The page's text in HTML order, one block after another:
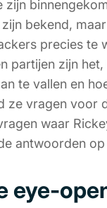
zijn
bekend,
precies te
partijen zijn
te vallen en
ze vragen voor
waar
antwoorden op
eye-